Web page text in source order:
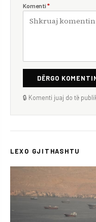
Komenti *
DËRGO
🔒 Komenti juaj do të
LEXO GJITHASHTU